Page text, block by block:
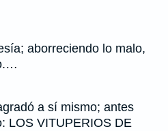
aborreciendo lo malo,
a sí mismo; antes
LOS VITUPERIOS DE